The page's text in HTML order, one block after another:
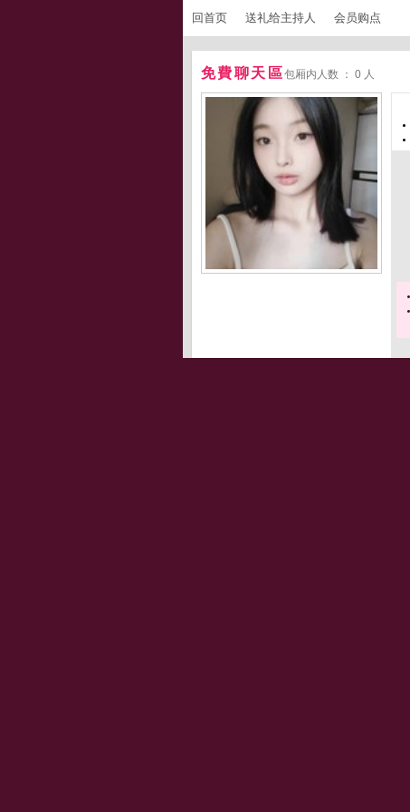
回首页 送礼给主持人 会员购点
免費聊天區包厢内人数 ： 0 人